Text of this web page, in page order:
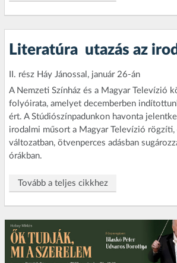
Literatúra  utazás az
II. rész Háy Jánossal, január 26-án
A Nemzeti Színház és a Magyar Televízió
folyóirata, amelyet decemberben
ért. A Stúdiószínpadunkon havonta
irodalmi műsort a Magyar Televízió
változatban, ötvenperces adásban
órákban.
Tovább a teljes cikkhez